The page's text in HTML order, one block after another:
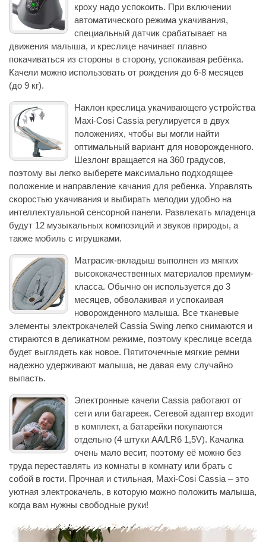
кроху надо успокоить. При включении
автоматического режима укачивания,
специальный датчик срабатывает на
движения малыша, и креслице начинает плавно
покачиваться из стороны в сторону, успокаивая ребёнка.
Качели можно использовать от рождения до 6-8 месяцев
(до 9 кг).
Наклон креслица укачивающего устройства
Maxi-Cosi Cassia регулируется в двух
положениях, чтобы вы могли найти
оптимальный вариант для новорожденного.
Шезлонг вращается на 360 градусов,
поэтому вы легко выберете максимально подходящее
положение и направление качания для ребенка. Управлять
скоростью укачивания и выбирать мелодии удобно на
интеллектуальной сенсорной панели. Развлекать младенца
будут 12 музыкальных композиций и звуков природы, а
также мобиль с игрушками.
Матрасик-вкладыш выполнен из мягких
высококачественных материалов премиум-
класса. Обычно он используется до 3
месяцев, обволакивая и успокаивая
новорожденного малыша. Все тканевые
элементы электрокачелей Cassia Swing легко снимаются и
стираются в деликатном режиме, поэтому креслице всегда
будет выглядеть как новое. Пятиточечные мягкие ремни
надежно удерживают малыша, не давая ему случайно
выпасть.
Электронные качели Cassia работают от
сети или батареек. Сетевой адаптер входит
в комплект, а батарейки покупаются
отдельно (4 штуки AA/LR6 1,5V). Качалка
очень мало весит, поэтому её можно без
труда переставлять из комнаты в комнату или брать с
собой в гости. Прочная и стильная, Maxi-Cosi Cassia – это
уютная электрокачель, в которую можно положить малыша,
когда вам нужны свободные руки!